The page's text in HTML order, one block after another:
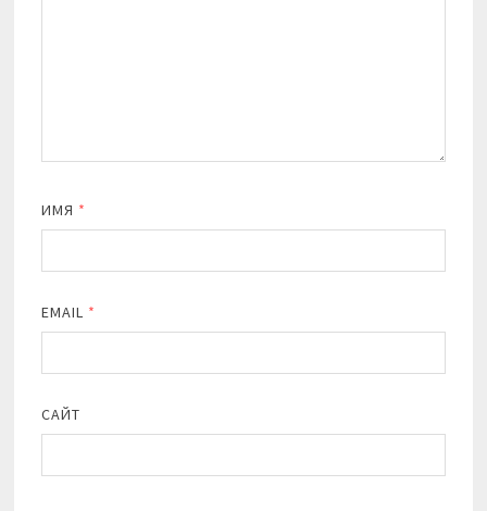
ИМЯ *
EMAIL *
САЙТ